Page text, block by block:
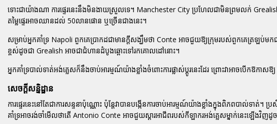
ទោះជាយ៉ាងណា ការផ្ទេរនេះនឹងមិនងាយស្រួលទេ។ Manchester City ប្រហែលជាមិនព្រមលក់
តម្លៃផ្ទេរអាចឈានដល់ 50លានផោន ឬច្រើនជាងនេះ។
សម្រាប់អ្នកគាំទ្រ Napoli ពួកគេប្រាកដជាមានក្តីសង្ឃឹមថា Conte អាចជួយឱ្យក្រុមរបស់ពួកគេត្រឡប់ម
ខ្ពស់ដូចជា Grealish អាចជាជំហានដំបូងឆ្ពោះទៅរកគោលដៅនោះ។
អ្នកគាំទ្របាល់ទាត់អង់គ្លេសក៏នឹងចាប់អារម្មណ៍យ៉ាងខ្លាំងចំពោះការផ្លាស់ប្ដូរនេះដែរ ព្រោះវាអាចបើកឱក
សេចក្តីសន្និដ្ឋាន
ការផ្ទេរនេះនៅតែជាការសន្ទនាប៉ុណ្ណោះ ប៉ុន្តែវាបានបង្កើនការចាប់អារម្មណ៍យ៉ាងខ្លាំងក្នុងពិភពបាល់ទា
គាំទ្រអាចរង់ចាំមើលថាតើ Antonio Conte អាចជួយស្ដារអាជីពរបស់កីឡាករអង់គ្លេសម្នាក់នេះឡើងវិញដូ